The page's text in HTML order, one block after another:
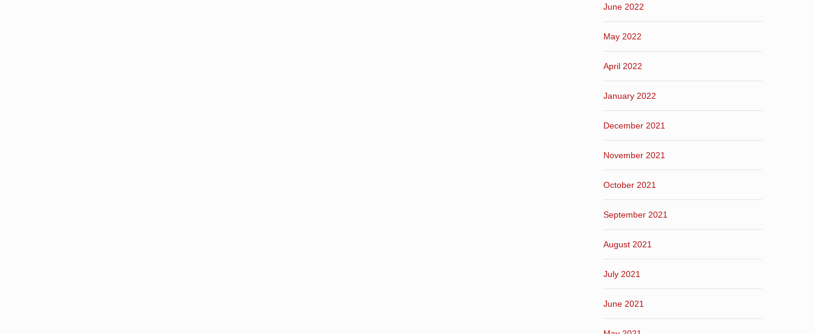
June 2022
May 2022
April 2022
January 2022
December 2021
November 2021
October 2021
September 2021
August 2021
July 2021
June 2021